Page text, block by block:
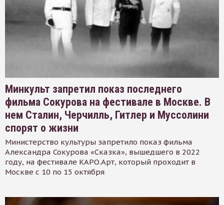
Минкульт запретил показ последнего
фильма Сокурова на фестивале в Москве. В
нем Сталин, Черчилль, Гитлер и Муссолини
спорят о жизни
Министерство культуры запретило показ фильма
Александра Сокурова «Сказка», вышедшего в 2022
году, на фестивале КАРО.Арт, который проходит в
Москве с 10 по 15 октября